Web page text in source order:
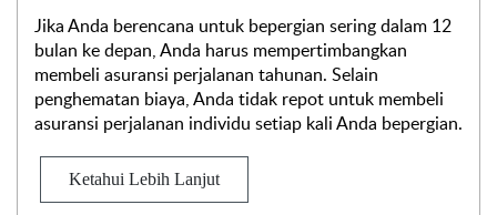
Jika Anda berencana untuk bepergian sering dalam 12
bulan ke depan, Anda harus mempertimbangkan
membeli asuransi perjalanan tahunan. Selain
penghematan biaya, Anda tidak repot untuk membeli
asuransi perjalanan individu setiap kali Anda bepergian.
Ketahui Lebih Lanjut